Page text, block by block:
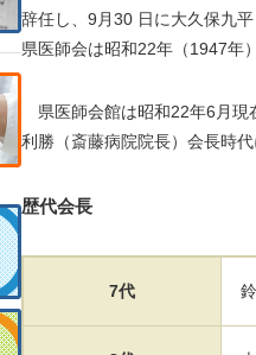
辞任し、9月30 日に大久保九
県医師会は昭和22年（1947年
県医師会館は昭和22年6月現
利勝（斎藤病院院長）会長時
歴代会長
7代